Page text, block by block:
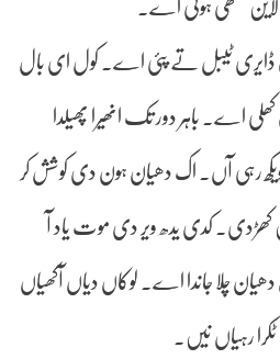
لکھی ہوئی اے۔
ڈایری ٹیبل تے پئی اے۔ کول ای بال
اے۔ باہر دور تک انھیرا پھیلدا
رہی آں۔ اک دھیان ہون دی کوشش کر
کدی یدھ ویر دی موت یاد آ
چلا جاندا اے۔ لوکاں دیاں آکھیاں
رہیاں نیں۔